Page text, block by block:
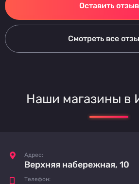
Оставить отзыв
Смотреть все
Наши магазины в
Адрес:
Верхняя набережная, 10
Телефон: